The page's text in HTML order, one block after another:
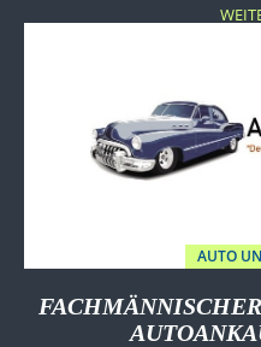
AUTO